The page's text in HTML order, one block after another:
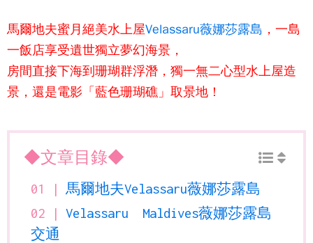
馬爾地夫蜜月絕美水上屋Velassaru薇娜莎露島 ，一島
一飯店享受遺世獨立夢幻海景，
房間直接下海到珊瑚群浮潛，獨一無二心型水上屋造
景，還是電影「藍色珊瑚礁」取景地！
◆文章目錄◆
馬爾地夫Velassaru薇娜莎露島
Velassaru Maldives薇娜莎露島
交通